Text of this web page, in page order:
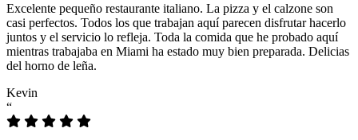
Excelente pequeño restaurante italiano. La pizza y el calzone son
casi perfectos. Todos los que trabajan aquí parecen disfrutar hacerlo
juntos y el servicio lo refleja. Toda la comida que he probado aquí
mientras trabajaba en Miami ha estado muy bien preparada. Delicias
del horno de leña.
Kevin
“